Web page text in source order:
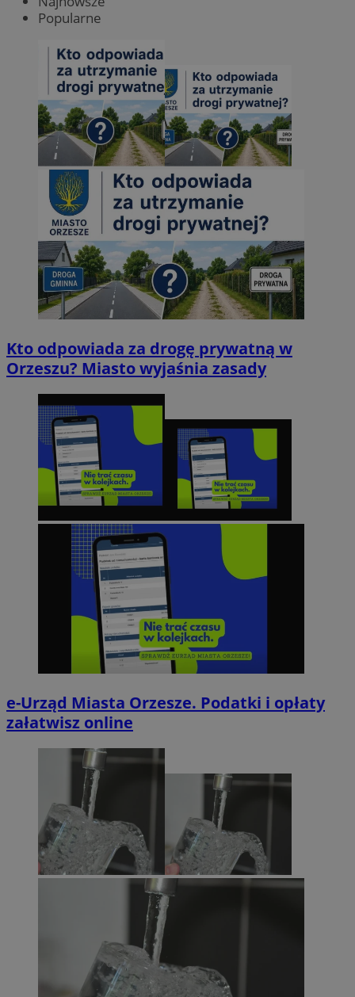
Popularne
Kto odpowiada za drogę prywatną w
Orzeszu? Miasto wyjaśnia zasady
e-Urząd Miasta Orzesze. Podatki i opłaty
załatwisz online